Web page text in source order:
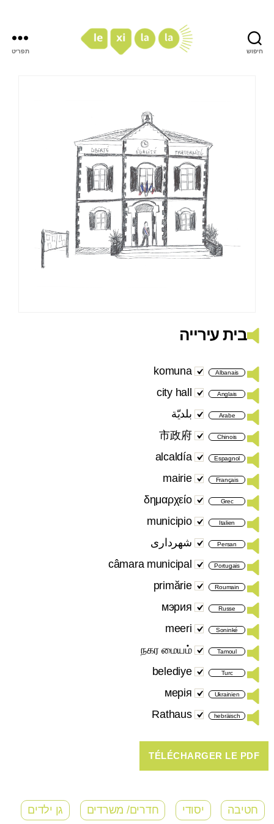
חיפוש תפריט
בית עירייה
Albanais
komuna
Anglais
city hall
Arabe بلديّة
Chinois
市政府
Espagnol
alcaldía
Français
mairie
Grec
δημαρχείο
Italien
municipio
Persan شهرداری
Portugais
câmara municipal
Roumain
primărie
Russe
мэрия
Soninké
meeri
Tamoul
நகர மையம்
Turc
belediye
Ukrainien
мерія
hebräisch
Rathaus
חטיבה יסודי חדרים/ משרדים גן ילדים